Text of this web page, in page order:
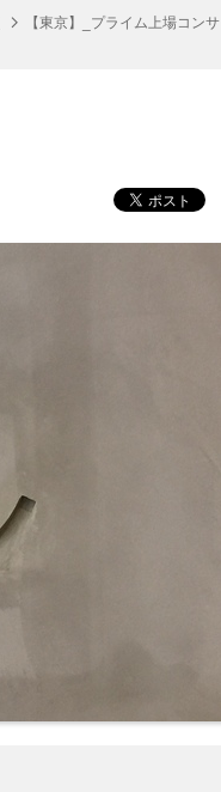
【東京】_プライム上場コンサ